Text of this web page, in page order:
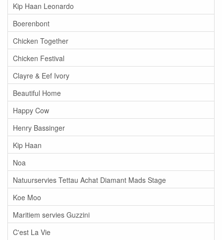
Kip Haan Leonardo
Boerenbont
Chicken Together
Chicken Festival
Clayre & Eef Ivory
Beautiful Home
Happy Cow
Henry Bassinger
Kip Haan
Noa
Natuurservies Tettau Achat Diamant Mads Stage
Koe Moo
Maritiem servies Guzzini
C'est La Vie